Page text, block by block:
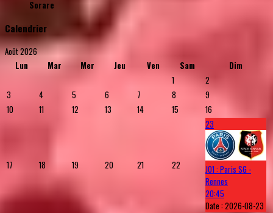
Sorare
Calendrier
Août 2026
Lun
Mar Mer Jeu Ven Sam
Dim
1
2
3
4 5 6 7 8
9
10
11 12 13 14 15 16
17 18 19 20 21 22
23
J01 : Paris SG -
Rennes
20:45
Date :2026-08-23